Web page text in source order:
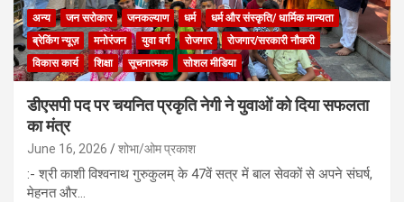
अन्य जन सरोकार जनकल्याण धर्म
धर्म और संस्कृति/ धार्मिक मान्यता
ब्रेकिंग न्यूज़
मनोरंजन युवा वर्ग रोजगार
रोजगार/सरकारी नौकरी
विकास कार्य
शिक्षा सूचनात्मक सोशल मीडिया
डीएसपी पद पर चयनित प्रकृति नेगी ने युवाओं को दिया सफलता
का मंत्र
June 16, 2026 शोभा/ओम प्रकाश
:- श्री काशी विश्वनाथ गुरुकुलम् के 47वें सत्र में बाल सेवकों से अपने संघर्ष,
मेहनत और…